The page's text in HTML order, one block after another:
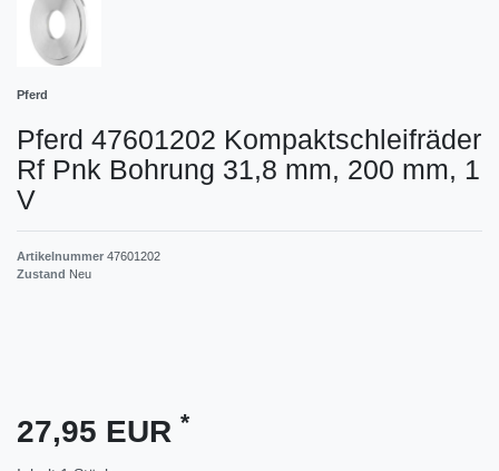
Pferd
Pferd 47601202 Kompaktschleifräder
Rf Pnk Bohrung 31,8 mm, 200 mm, 1
V
Artikelnummer 47601202
Zustand Neu
27,95 EUR *